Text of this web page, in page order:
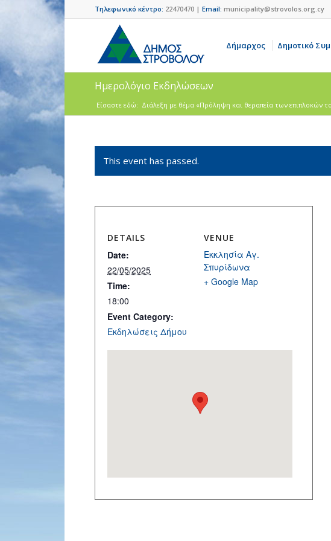
Τηλεφωνικό κέντρο: 22470470 | Email: municipality@strovolos.org.cy
Δήμαρχος Δημοτικό
Ημερολόγιο Εκδηλώσεων
Είσαστε εδώ: Διάλεξη με θέμα «Πρόληψη και θεραπεία των επιπλοκών
This event has passed.
DETAILS
Date:
22/05/2025
Time:
18:00
Event Category:
Εκδηλώσεις Δήμου
VENUE
Εκκλησία Αγ.
Σπυρίδωνα
+ Google Map